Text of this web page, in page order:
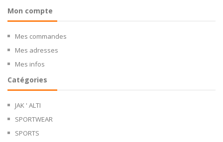
Mon compte
Mes commandes
Mes adresses
Mes infos
Catégories
JAK ' ALTI
SPORTWEAR
SPORTS